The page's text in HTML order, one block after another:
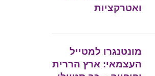
ואטרקציות
מונטנגרו למטייל
העצמאי: ארץ הררית